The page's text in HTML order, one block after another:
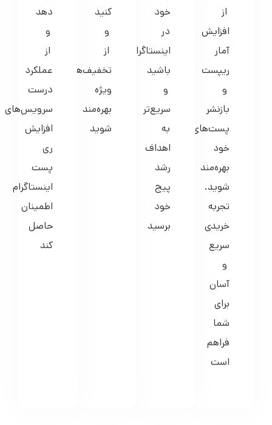
از
افزایش
آمار
ریپست
و
بازنشر
پست‌های
خود
بهره‌مند
شوید.
تجربه
خریدی
سریع
و
آسان
برای
شما
فراهم
است
خود
در
اینستاگرام
باشید
و
سریع‌تر
به
اهداف
رشد
پیج
خود
برسید
کنید
و
از
تخفیف‌های
ویژه
بهره‌مند
شوید
دهد
و
از
عملکرد
درست
سرویس‌های
افزایش
ری
پست
اینستاگرام
اطمینان
حاصل
کند